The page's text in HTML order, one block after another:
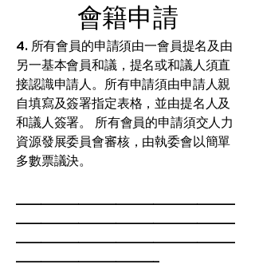
會籍申請
4. 所有會員的申請須由一會員提名及由
另一基本會員和議，提名或和議人須直
接認識申請人。所有申請須由申請人親
自填寫及簽署指定表格，並由提名人及
和議人簽署。 所有會員的申請須交人力
資源發展委員會審核，由執委會以簡單
多數票議決。